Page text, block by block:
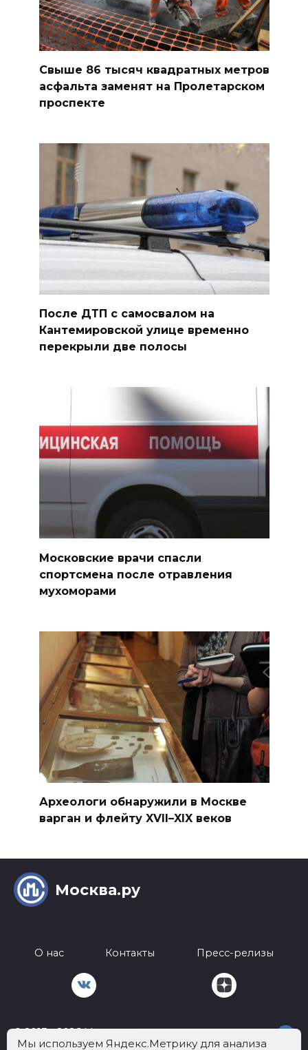
Свыше 86 тысяч квадратных метров
асфальта заменят на Пролетарском
проспекте
После ДТП с самосвалом на
Кантемировской улице временно
перекрыли две полосы
Московские врачи спасли
спортсмена после отравления
мухоморами
Археологи обнаружили в Москве
варган и флейту XVII–XIX веков
Москва.ру
О нас Контакты Пресс-релизы
© 2013 - 2026 Москва.ру
Мы используем Яндекс.Метрику для анализа